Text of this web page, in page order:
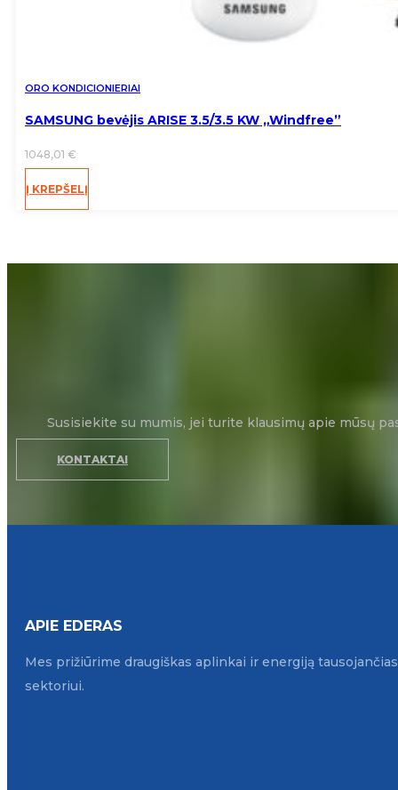
ORO KONDICIONIERIAI
SAMSUNG bevėjis ARISE 3.5/3.5 KW „Windfree”
1048,01 €
Į KREPŠELĮ
Susisiekite su mumis, jei turite klausimų apie mūsų
KONTAKTAI
APIE EDERAS
Mes prižiūrime draugiškas aplinkai ir energiją
sektoriui.